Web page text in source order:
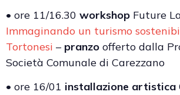
• ore 11/16.30 workshop Future
Immaginando un turismo
Tortonesi – pranzo offerto dalla
Società Comunale di Carezzano
• ore 16/01 installazione artistica